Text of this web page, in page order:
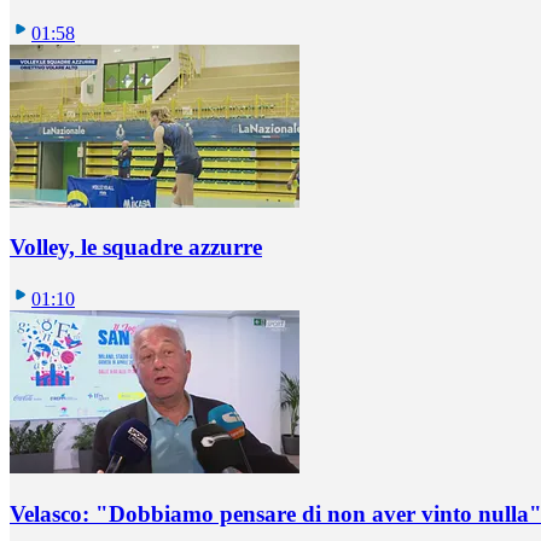
01:58
Volley, le squadre azzurre
01:10
Velasco: "Dobbiamo pensare di non aver vinto nulla"